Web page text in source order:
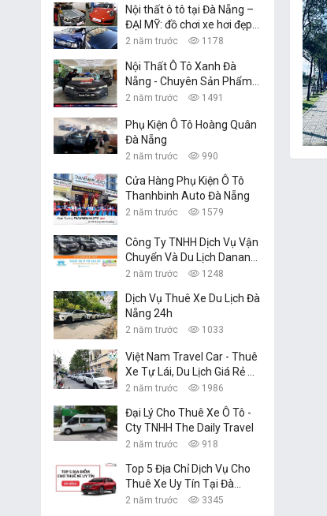
Nội thất ô tô tại Đà Nẵng –
ĐẠI MỸ: đồ chơi xe hơi đẹp,
giá rẻ nhất
2 năm trước 1178
Nội Thất Ô Tô Xanh Đà
Nẵng - Chuyên Sản Phẩm
Công Nghệ Xe Hơi
2 năm trước 1491
Phụ Kiện Ô Tô Hoàng Quân
Đà Nẵng
2 năm trước 990
Cửa Hàng Phụ Kiện Ô Tô
Thanhbinh Auto Đà Nẵng
2 năm trước 1579
Công Ty TNHH Dịch Vụ Vận
Chuyển Và Du Lịch Danang
Transfer
2 năm trước 1248
Dịch Vụ Thuê Xe Du Lịch Đà
Nẵng 24h
2 năm trước 1033
Việt Nam Travel Car - Thuê
Xe Tự Lái, Du Lịch Giá Rẻ Đà
Nẵng
2 năm trước 1986
Đại Lý Cho Thuê Xe Ô Tô -
Cty TNHH The Daily Travel
2 năm trước 918
Top 5 Địa Chỉ Dịch Vụ Cho
Thuê Xe Uy Tín Tại Đà
Nẵng
2 năm trước 3345